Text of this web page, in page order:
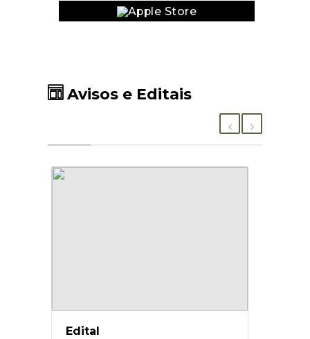
Avisos e Editais
Edital